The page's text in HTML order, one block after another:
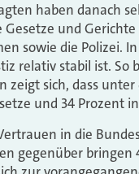
haben danach
und
sowie die Polizei.
relativ stabil ist. So
zeigt sich, dass
und 34 Prozent
in die
gegenüber